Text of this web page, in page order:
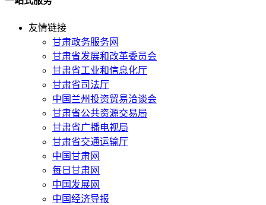
友情链接
甘肃政务服务网
甘肃省发展和改革委员会
甘肃省工业和信息化厅
甘肃省司法厅
中国兰州投资贸易洽谈会
甘肃省公共资源交易局
甘肃省广播电视局
甘肃省交通运输厅
中国甘肃网
每日甘肃网
中国发展网
中国经济导报